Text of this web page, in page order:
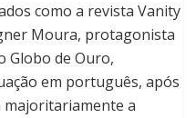
como a revista Vanity
Moura, protagonista
Globo de Ouro,
em português, após
majoritariamente a